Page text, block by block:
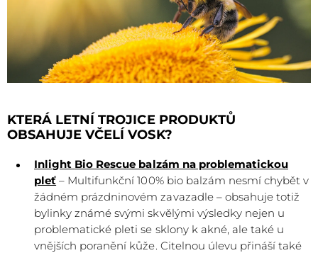
KTERÁ LETNÍ TROJICE PRODUKTŮ
OBSAHUJE VČELÍ VOSK?
Inlight Bio Rescue balzám na problematickou
pleť – Multifunkční 100% bio balzám nesmí chybět v
žádném prázdninovém zavazadle – obsahuje totiž
bylinky známé svými skvělými výsledky nejen u
problematické pleti se sklony k akné, ale také u
vnějších poranění kůže. Citelnou úlevu přináší také